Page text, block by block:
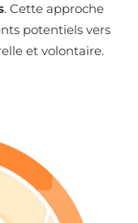
. Cette approche
potentiels vers
et volontaire.